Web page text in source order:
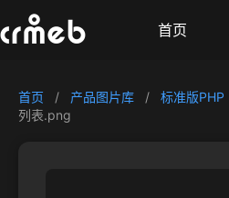
首页
首页 / 产品图片库 / 标准版PHP
列表.png